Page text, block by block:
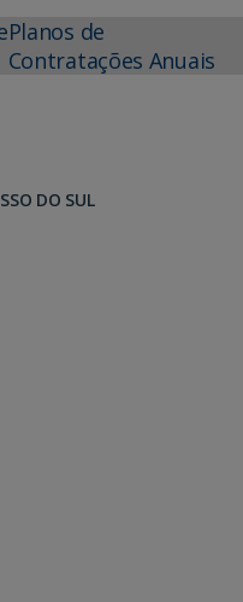
Planos de
Contratações Anuais
DO SUL